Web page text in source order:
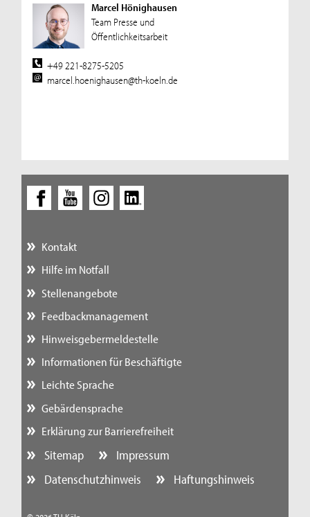
Marcel Hönighausen
Team Presse und
Öffentlichkeitsarbeit
+49 221-8275-5205
marcel.hoenighausen@th-koeln.de
Kontakt
Hilfe im Notfall
Stellenangebote
Feedbackmanagement
Hinweisgebermeldestelle
Informationen für Beschäftigte
Leichte Sprache
Gebärdensprache
Erklärung zur Barrierefreiheit
Sitemap
Impressum
Datenschutzhinweis
Haftungshinweis